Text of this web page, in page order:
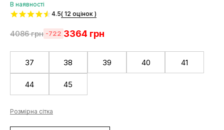
В наявності
4.5( 12 оцінок )
4086грн -722 3364 грн
37 38 39 40 41
44 45
Розмірна сітка